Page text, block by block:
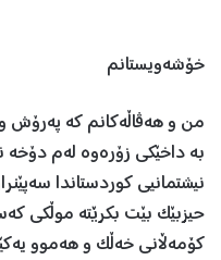
خۆشەویستانم
من و هەڤاڵەکانم کە پەرۆش و
بە داخێکی زۆرەوە لەم دۆخە
نیشتمانیی کوردستاندا
حیزبێک بێت بکرێتە موڵکی
کۆمەڵانی خەڵک و هەموو